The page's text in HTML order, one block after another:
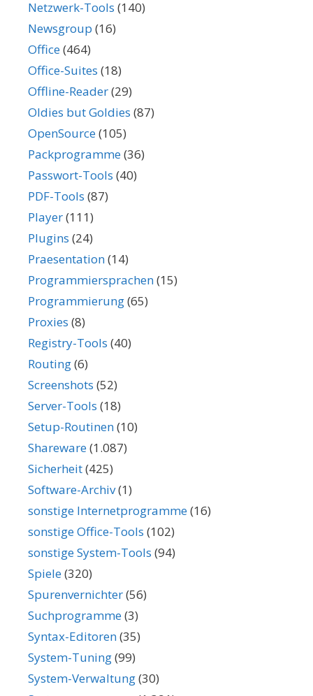
Netzwerk-Tools (140)
Newsgroup (16)
Office(464)
Office-Suites (18)
Offline-Reader(29)
Oldies but Goldies (87)
OpenSource(105)
Packprogramme(36)
Passwort-Tools (40)
PDF-Tools (87)
Player(111)
Plugins (24)
Praesentation(14)
Programmiersprachen(15)
Programmierung(65)
Proxies (8)
Registry-Tools (40)
Routing(6)
Screenshots (52)
Server-Tools (18)
Setup-Routinen(10)
Shareware(1.087)
Sicherheit(425)
Software-Archiv(1)
sonstige Internetprogramme(16)
sonstige Office-Tools (102)
sonstige System-Tools (94)
Spiele(320)
Spurenvernichter(56)
Suchprogramme(3)
Syntax-Editoren(35)
System-Tuning(99)
System-Verwaltung(30)